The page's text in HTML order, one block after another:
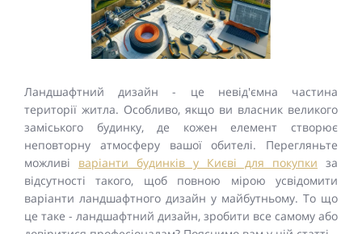
Ландшафтний дизайн - це невід'ємна частина
території житла. Особливо, якщо ви власник великого
заміського будинку, де кожен елемент створює
неповторну атмосферу вашої обителі. Перегляньте
можливі варіанти будинків у Києві для покупки за
відсутності такого, щоб повною мірою усвідомити
варіанти ландшафтного дизайн у майбутньому. То що
це таке - ландшафтний дизайн, зробити все самому або